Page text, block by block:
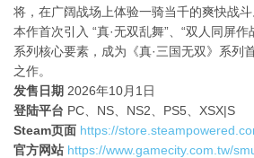
将，在广阔战场上体验一骑当千的爽快战斗
本作首次引入 “真·无双乱舞”、“双人同屏作
系列核心要素，成为《真·三国无双》系列
之作。
发售日期 2026年10月1日
登陆平台 PC、NS、NS2、PS5、XSX|S
Steam页面 https://
官方网站 https://www.gamecity.com.tw/